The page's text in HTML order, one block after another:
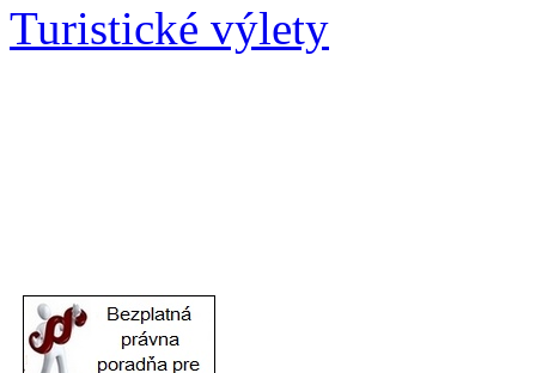
Turistické výlety